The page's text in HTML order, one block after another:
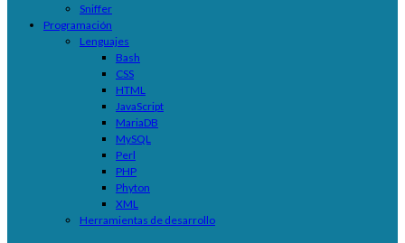
Sniffer
Programación
Lenguajes
Bash
CSS
HTML
JavaScript
MariaDB
MySQL
Perl
PHP
Phyton
XML
Herramientas de desarrollo